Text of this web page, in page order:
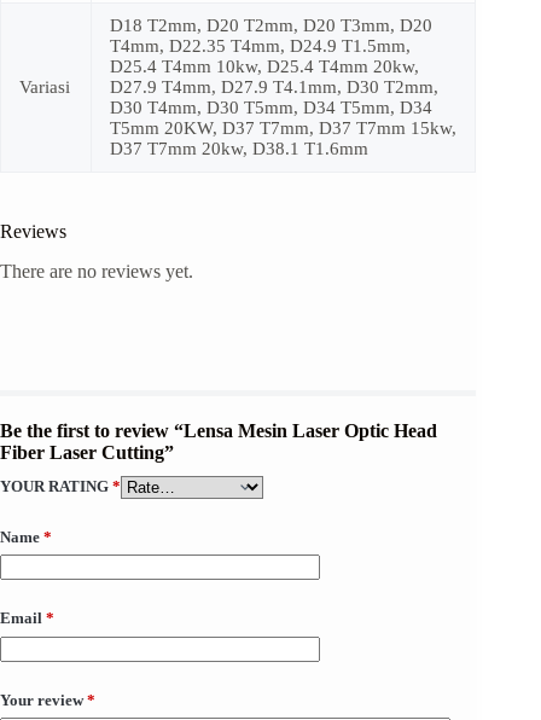
Variasi
D18 T2mm, D20 T2mm, D20 T3mm, D20
T4mm, D22.35 T4mm, D24.9 T1.5mm,
D25.4 T4mm 10kw, D25.4 T4mm 20kw,
D27.9 T4mm, D27.9 T4.1mm, D30 T2mm,
D30 T4mm, D30 T5mm, D34 T5mm, D34
T5mm 20KW, D37 T7mm, D37 T7mm 15kw,
D37 T7mm 20kw, D38.1 T1.6mm
Reviews
There are no reviews yet.
Be the first to review “Lensa Mesin Laser Optic Head
Fiber Laser Cutting”
YOUR RATING *
Name *
Email *
Your review*